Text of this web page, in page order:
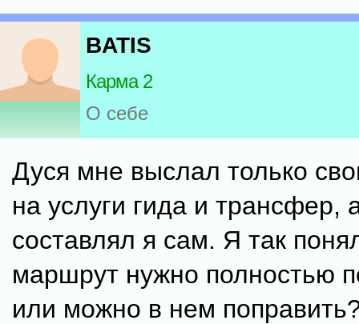
BATIS
Карма 2
О себе
Дуся мне выслал только
на услуги гида и трансфер,
составлял я сам. Я так
маршрут нужно полностью
или можно в нем